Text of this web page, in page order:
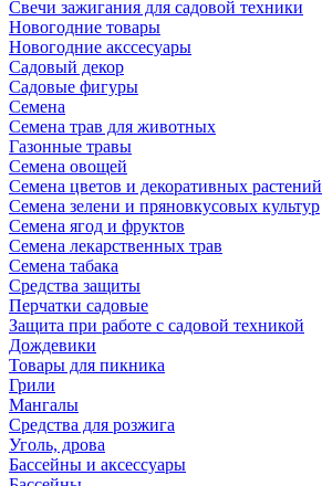
Свечи зажигания для садовой техники
Новогодние товары
Новогодние акссесуары
Садовый декор
Садовые фигуры
Семена
Семена трав для животных
Газонные травы
Семена овощей
Семена цветов и декоративных растений
Семена зелени и пряновкусовых культур
Семена ягод и фруктов
Семена лекарственных трав
Семена табака
Средства защиты
Перчатки садовые
Защита при работе с садовой техникой
Дождевики
Товары для пикника
Грили
Мангалы
Средства для розжига
Уголь, дрова
Бассейны и аксессуары